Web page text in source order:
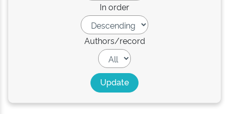
In order
Authors/record